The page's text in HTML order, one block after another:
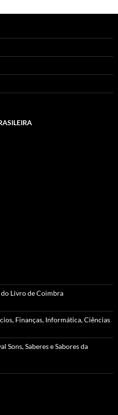
Livro de Coimbra
Finanças, Informática, Ciências
Sons, Saberes e Sabores da